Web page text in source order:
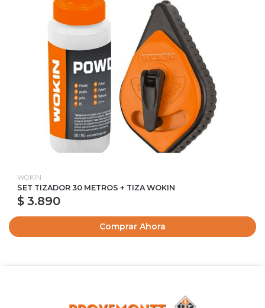
WOKIN
SET TIZADOR 30 METROS + TIZA WOKIN
$ 3.890
Comprar Ahora